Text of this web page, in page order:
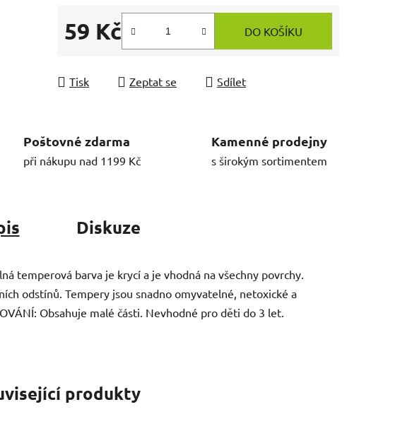
59 Kč
Měrná cena:
DO KOŠÍKU
Tisk Zeptat se Sdílet
Poštovné zdarma
při nákupu nad 1199 Kč
Kamenné prodejny
s širokým sortimentem
Diskuze
temperová barva je krycí a je vhodná na všechny povrchy.
odstínů. Tempery jsou snadno omyvatelné, netoxické a
Obsahuje malé části. Nevhodné pro děti do 3 let.
produkty